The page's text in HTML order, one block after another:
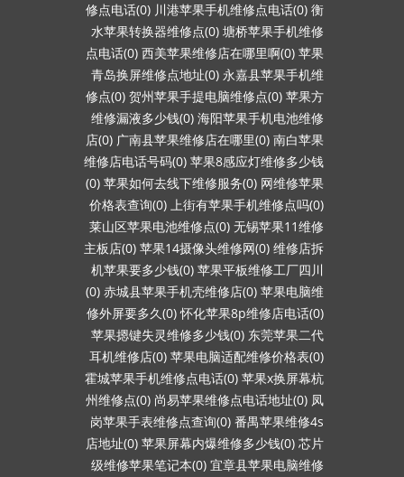
修点电话(0) 川港苹果手机维修点电话(0) 衡
水苹果转换器维修点(0) 塘桥苹果手机维修
点电话(0) 西美苹果维修店在哪里啊(0) 苹果
青岛换屏维修点地址(0) 永嘉县苹果手机维
修点(0) 贺州苹果手提电脑维修点(0) 苹果方
维修漏液多少钱(0) 海阳苹果手机电池维修
店(0) 广南县苹果维修店在哪里(0) 南白苹果
维修店电话号码(0) 苹果8感应灯维修多少钱
(0) 苹果如何去线下维修服务(0) 网维修苹果
价格表查询(0) 上街有苹果手机维修点吗(0)
莱山区苹果电池维修点(0) 无锡苹果11维修
主板店(0) 苹果14摄像头维修网(0) 维修店拆
机苹果要多少钱(0) 苹果平板维修工厂四川
(0) 赤城县苹果手机壳维修店(0) 苹果电脑维
修外屏要多久(0) 怀化苹果8p维修店电话(0)
苹果摁键失灵维修多少钱(0) 东莞苹果二代
耳机维修店(0) 苹果电脑适配维修价格表(0)
霍城苹果手机维修点电话(0) 苹果x换屏幕杭
州维修点(0) 尚易苹果维修点电话地址(0) 凤
岗苹果手表维修点查询(0) 番禺苹果维修4s
店地址(0) 苹果屏幕内爆维修多少钱(0) 芯片
级维修苹果笔记本(0) 宜章县苹果电脑维修